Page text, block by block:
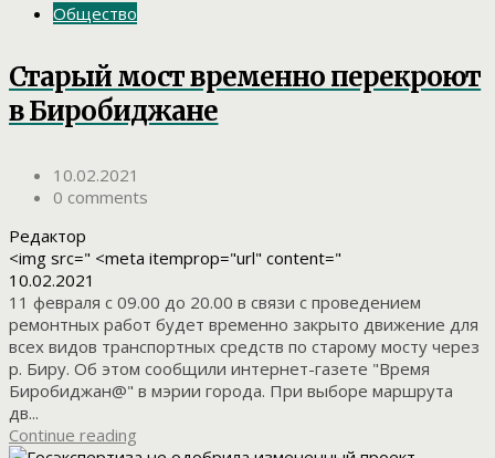
Общество
Старый мост временно перекроют
в Биробиджане
10.02.2021
0 comments
Редактор
<img src=" <meta itemprop="url" content="
10.02.2021
11 февраля с 09.00 до 20.00 в связи с проведением
ремонтных работ будет временно закрыто движение для
всех видов транспортных средств по старому мосту через
р. Биру. Об этом сообщили интернет-газете "Время
Биробиджан@" в мэрии города. При выборе маршрута
дв...
Continue reading